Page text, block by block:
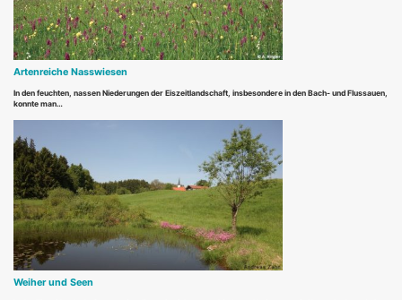
Artenreiche Nasswiesen
In den feuchten, nassen Niederungen der Eiszeitlandschaft, insbesondere in den Bach- und Flussauen,
konnte man…
Weiher und Seen